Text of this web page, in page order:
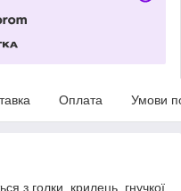
Оплата Умови
з голки, крилець, гнучкої